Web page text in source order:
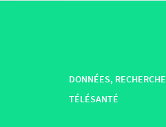
DONNÉES, RECHERCHE
TÉLÉSANTÉ